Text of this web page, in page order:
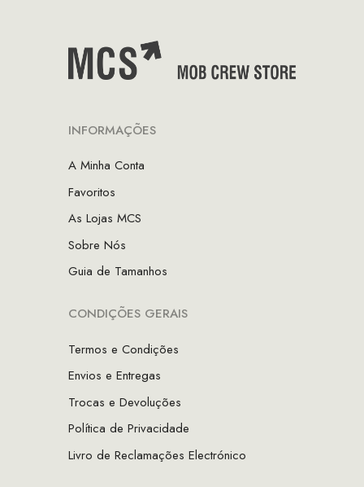
INFORMAÇÕES
A Minha Conta
Favoritos
As Lojas MCS
Sobre Nós
Guia de Tamanhos
CONDIÇÕES GERAIS
Termos e Condições
Envios e Entregas
Trocas e Devoluções
Política de Privacidade
Livro de Reclamações Electrónico